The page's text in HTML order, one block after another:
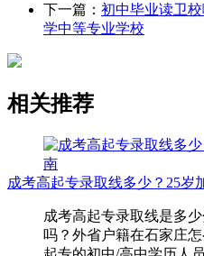
下一篇： 初中毕业读卫
学中等专业学校
相关推荐
成考高起专录取线多少？25岁
成考高起专录取线是多
吗？外省户籍在石家庄